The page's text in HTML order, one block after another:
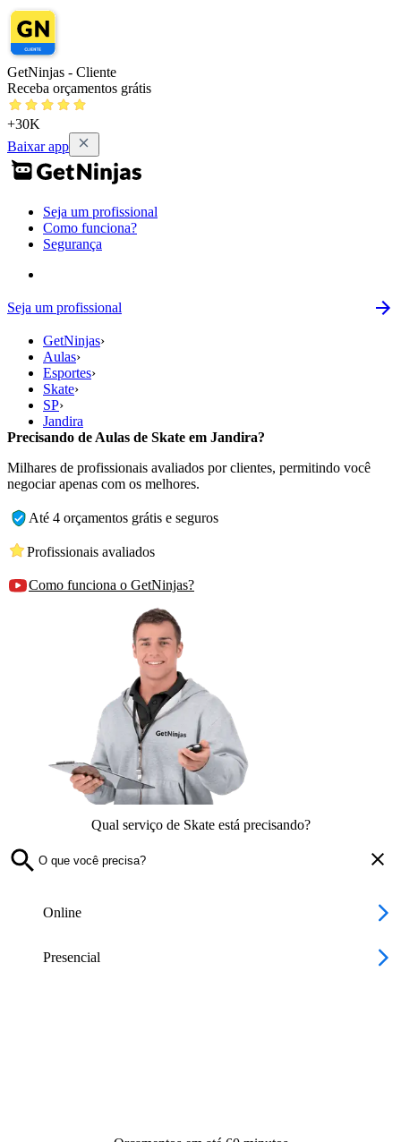
GetNinjas - Cliente
Receba orçamentos grátis
+30K
Baixar app
Seja um profissional
Como funciona?
Segurança
Seja um profissional
GetNinjas›
Aulas›
Esportes›
Skate›
SP›
Jandira
Precisando de Aulas de Skate em Jandira?
Milhares de profissionais avaliados por clientes, permitindo você
negociar apenas com os melhores.
Até 4 orçamentos grátis e seguros
Profissionais avaliados
Como funciona o GetNinjas?
Qual serviço de Skate está precisando?
Online
Presencial